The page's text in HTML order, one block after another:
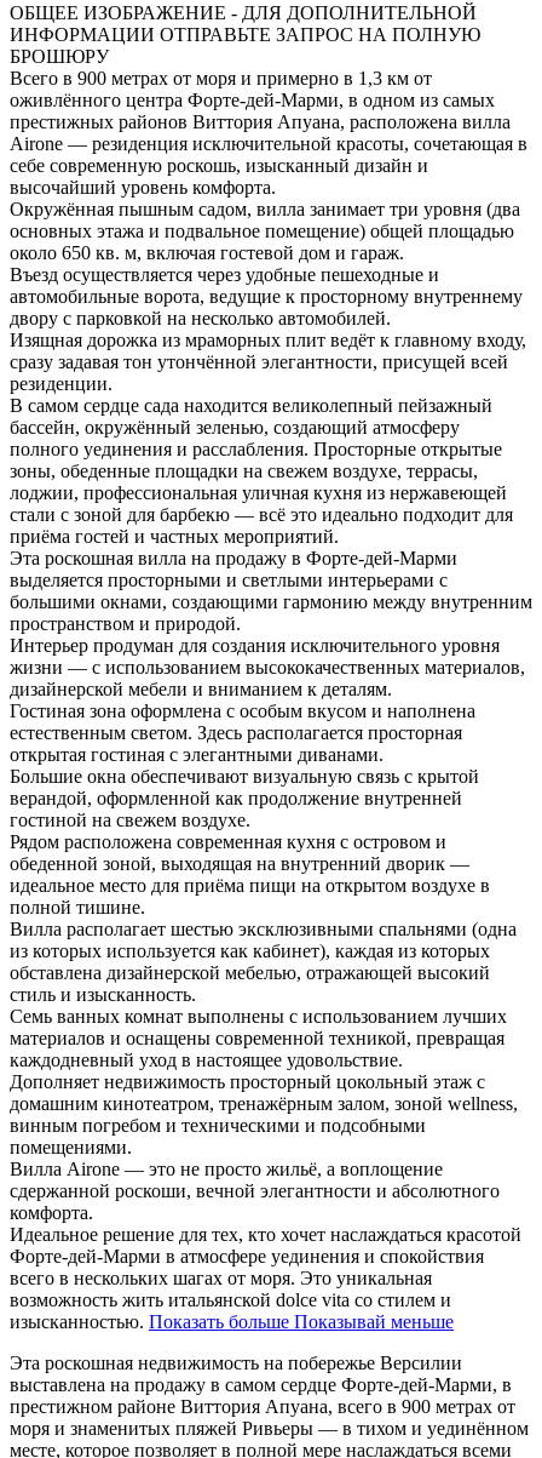
ОБЩЕЕ ИЗОБРАЖЕНИЕ - ДЛЯ ДОПОЛНИТЕЛЬНОЙ
ИНФОРМАЦИИ ОТПРАВЬТЕ ЗАПРОС НА ПОЛНУЮ
БРОШЮРУ
Всего в 900 метрах от моря и примерно в 1,3 км от
оживлённого центра Форте-дей-Марми, в одном из самых
престижных районов Виттория Апуана, расположена вилла
Airone — резиденция исключительной красоты, сочетающая в
себе современную роскошь, изысканный дизайн и
высочайший уровень комфорта.
Окружённая пышным садом, вилла занимает три уровня (два
основных этажа и подвальное помещение) общей площадью
около 650 кв. м, включая гостевой дом и гараж.
Въезд осуществляется через удобные пешеходные и
автомобильные ворота, ведущие к просторному внутреннему
двору с парковкой на несколько автомобилей.
Изящная дорожка из мраморных плит ведёт к главному входу,
сразу задавая тон утончённой элегантности, присущей всей
резиденции.
В самом сердце сада находится великолепный пейзажный
бассейн, окружённый зеленью, создающий атмосферу
полного уединения и расслабления. Просторные открытые
зоны, обеденные площадки на свежем воздухе, террасы,
лоджии, профессиональная уличная кухня из нержавеющей
стали с зоной для барбекю — всё это идеально подходит для
приёма гостей и частных мероприятий.
Эта роскошная вилла на продажу в Форте-дей-Марми
выделяется просторными и светлыми интерьерами с
большими окнами, создающими гармонию между внутренним
пространством и природой.
Интерьер продуман для создания исключительного уровня
жизни — с использованием высококачественных материалов,
дизайнерской мебели и вниманием к деталям.
Гостиная зона оформлена с особым вкусом и наполнена
естественным светом. Здесь располагается просторная
открытая гостиная с элегантными диванами.
Большие окна обеспечивают визуальную связь с крытой
верандой, оформленной как продолжение внутренней
гостиной на свежем воздухе.
Рядом расположена современная кухня с островом и
обеденной зоной, выходящая на внутренний дворик —
идеальное место для приёма пищи на открытом воздухе в
полной тишине.
Вилла располагает шестью эксклюзивными спальнями (одна
из которых используется как кабинет), каждая из которых
обставлена дизайнерской мебелью, отражающей высокий
стиль и изысканность.
Семь ванных комнат выполнены с использованием лучших
материалов и оснащены современной техникой, превращая
каждодневный уход в настоящее удовольствие.
Дополняет недвижимость просторный цокольный этаж с
домашним кинотеатром, тренажёрным залом, зоной wellness,
винным погребом и техническими и подсобными
помещениями.
Вилла Airone — это не просто жильё, а воплощение
сдержанной роскоши, вечной элегантности и абсолютного
комфорта.
Идеальное решение для тех, кто хочет наслаждаться красотой
Форте-дей-Марми в атмосфере уединения и спокойствия
всего в нескольких шагах от моря. Это уникальная
возможность жить итальянской dolce vita со стилем и
изысканностью. Показать больше Показывай меньше
Эта роскошная недвижимость на побережье Версилии
выставлена на продажу в самом сердце Форте-дей-Марми, в
престижном районе Виттория Апуана, всего в 900 метрах от
моря и знаменитых пляжей Ривьеры — в тихом и уединённом
месте, которое позволяет в полной мере наслаждаться всеми